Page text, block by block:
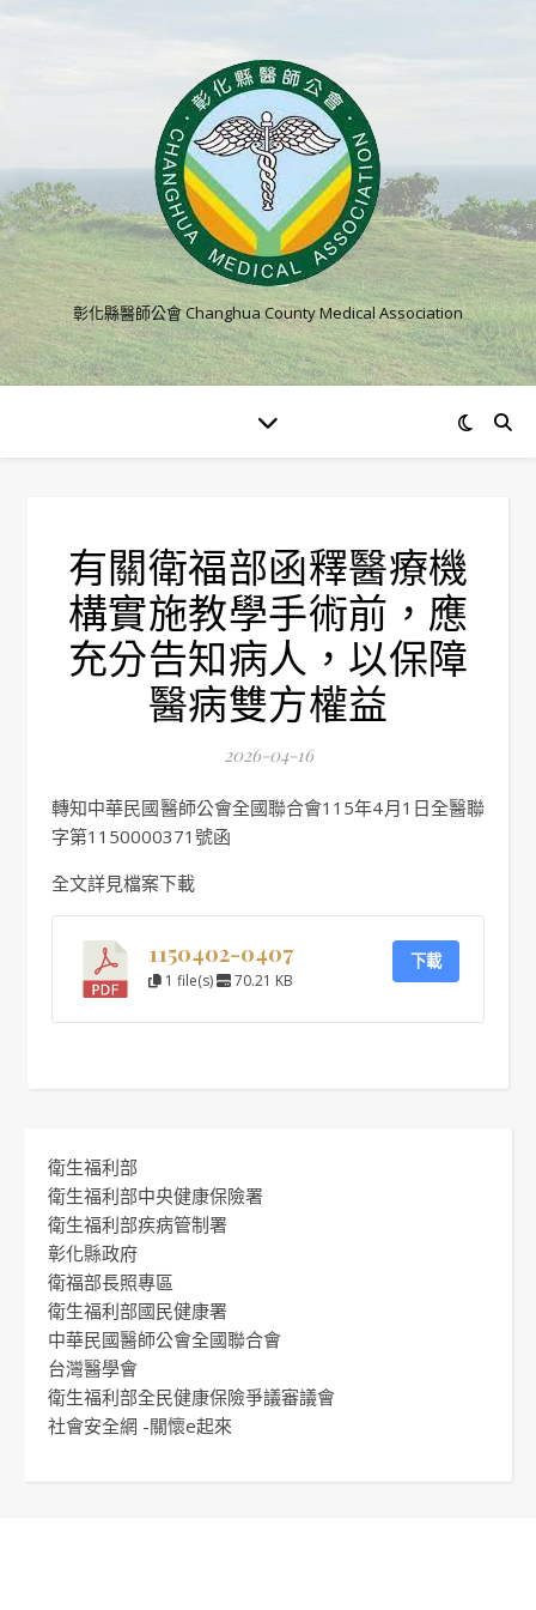
彰化縣醫師公會 Changhua County Medical Association
有關衛福部函釋醫療機
構實施教學手術前，應
充分告知病人，以保障
醫病雙方權益
2026-04-16
轉知中華民國醫師公會全國聯合會115年4月1日全醫聯
字第1150000371號函
全文詳見檔案下載
1150402-0407
1 file(s) 70.21 KB
下載
衛生福利部
衛生福利部中央健康保險署
衛生福利部疾病管制署
彰化縣政府
衛福部長照專區
衛生福利部國民健康署
中華民國醫師公會全國聯合會
台灣醫學會
衛生福利部全民健康保險爭議審議會
社會安全網 -關懷e起來